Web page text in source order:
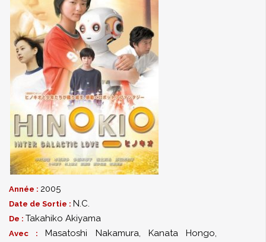
Année : 2005
Date de Sortie : N.C.
De : Takahiko Akiyama
Avec : Masatoshi Nakamura, Kanata Hongo,